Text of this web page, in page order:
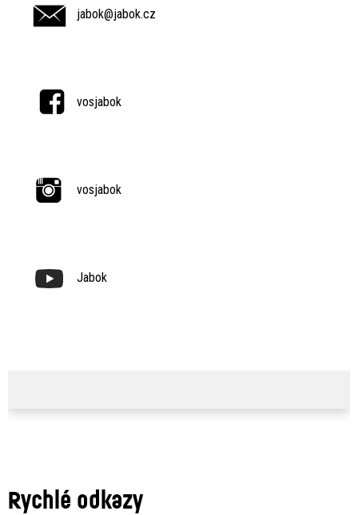
jabok@jabok.cz
vosjabok
vosjabok
Jabok
Rychlé odkazy